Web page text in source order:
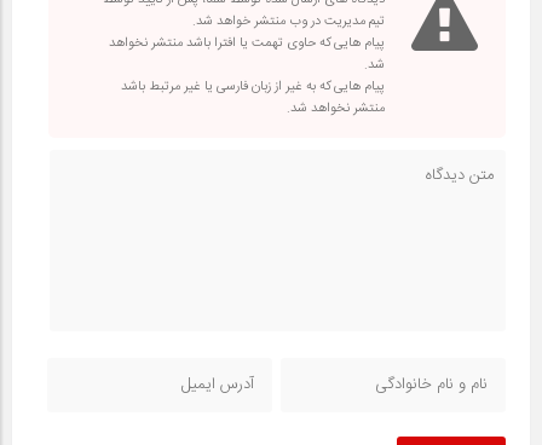
تیم مدیریت در وب منتشر خواهد شد.
پیام هایی که حاوی تهمت یا افترا باشد منتشر نخواهد
شد.
پیام هایی که به غیر از زبان فارسی یا غیر مرتبط باشد
منتشر نخواهد شد.